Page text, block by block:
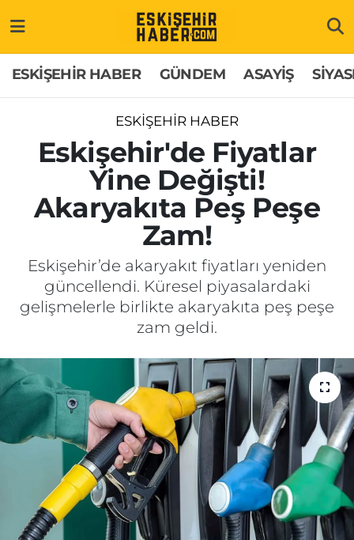
ESKİŞEHİR HABER GÜNDEM ASAYİŞ
ESKİŞEHİR HABER
Eskişehir'de Fiyatlar
Yine Değişti!
Akaryakıta Peş Peşe
Zam!
Eskişehir’de akaryakıt fiyatları yeniden
güncellendi. Küresel piyasalardaki
gelişmelerle birlikte akaryakıta peş peşe
zam geldi.
GÜNDEM
ASAYİŞ
SİYASET
EKONOMİ
SAĞLIK
EĞİTİM
MAGAZİN
ESKİŞEHİRSPOR
Hakkımızda
İletişim
Künye
Odunpazarı Trafik Yoğunluk Haritası
Süper Lig Puan Durumu ve Fikstür
Tüm Manşetler
Son Dakika Haberleri
Haber Arşivi